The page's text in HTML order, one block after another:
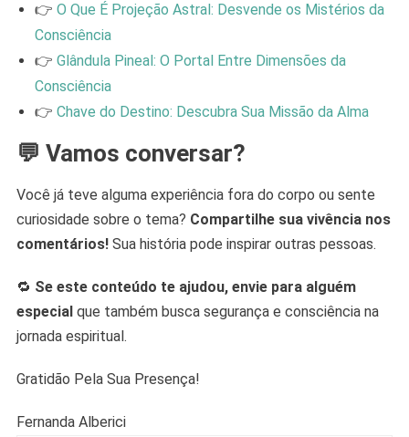
👉 O Que É Projeção Astral: Desvende os Mistérios da
Consciência
👉 Glândula Pineal: O Portal Entre Dimensões da
Consciência
👉 Chave do Destino: Descubra Sua Missão da Alma
💬 Vamos conversar?
Você já teve alguma experiência fora do corpo ou sente
curiosidade sobre o tema? Compartilhe sua vivência nos
comentários!Sua história pode inspirar outras pessoas.
🔁 Se este conteúdo te ajudou, envie para alguém
especial que também busca segurança e consciência na
jornada espiritual.
Gratidão Pela Sua Presença!
Fernanda Alberici